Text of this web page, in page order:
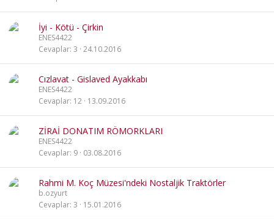
İyi - Kötü - Çirkin
ENES4422
Cevaplar 3 24.10.2016
Cızlavat - Gislaved Ayakkabı
ENES4422
Cevaplar 12 13.09.2016
ZİRAİ DONATIM RÖMORKLARI
ENES4422
Cevaplar 9 03.08.2016
Rahmi M. Koç Müzesi'ndeki Nostaljik Traktörler
b.ozyurt
Cevaplar 3 15.01.2016